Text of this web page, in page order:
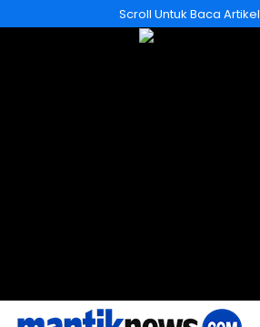
ke
Scroll Untuk Baca Artikel